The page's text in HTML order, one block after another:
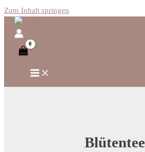
Zum Inhalt springen
Blütentee